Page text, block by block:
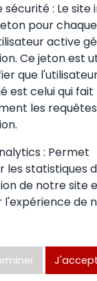
sécurité : Le
pour chaque
active
Ce jeton est
que
est celui qui fait
les
: Permet
les statistiques
de notre site
de